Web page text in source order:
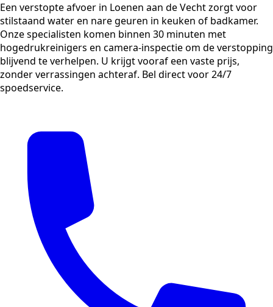
Een verstopte afvoer in Loenen aan de Vecht zorgt voor
stilstaand water en nare geuren in keuken of badkamer.
Onze specialisten komen binnen 30 minuten met
hogedrukreinigers en camera-inspectie om de verstopping
blijvend te verhelpen. U krijgt vooraf een vaste prijs,
zonder verrassingen achteraf. Bel direct voor 24/7
spoedservice.